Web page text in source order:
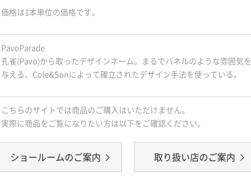
価格は1本単位の価格です。
PavoParade
孔雀(Pavo)から取ったデザインネーム。まるでパネルのような雰囲気を
与える、Cole&Sonによって確立されたデザイン手法を使っている。
こちらのサイトでは商品のご購入はいただけません。
実際に商品をご覧になりたい方は以下をご確認ください。
ショールームのご案内 取り扱い店のご案内